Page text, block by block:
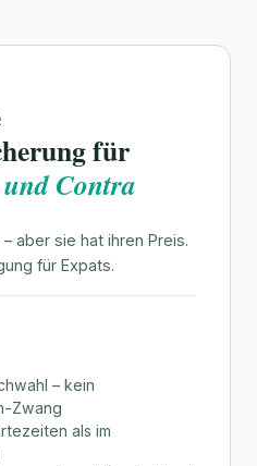
für
Contra
aber sie hat ihren Preis.
für Expats.
– kein
Zwang
als im